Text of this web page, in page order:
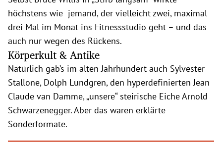
höchstens wie jemand, der vielleicht zwei, maximal
drei Mal im Monat ins Fitnessstudio geht – und das
auch nur wegen des Rückens.
Körperkult & Antike
Natürlich gab’s im alten Jahrhundert auch Sylvester
Stallone, Dolph Lundgren, den hyperdefinierten Jean
Claude van Damme, „unsere“ steirische Eiche Arnold
Schwarzenegger. Aber das waren erklärte
Sonderformate.